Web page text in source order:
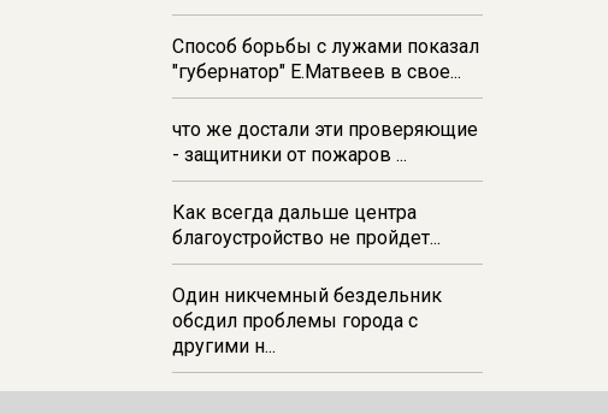
взрывчатки
16:47В Курске капремонт дорог
выполнен на 54%
Способ борьбы с лужами показал
"губернатор" Е.Матвеев в свое...
что же достали эти проверяющие
- защитники от пожаров ...
Как всегда дальше центра
благоустройство не пройдет...
Один никчемный бездельник
обсдил проблемы города с
другими н...